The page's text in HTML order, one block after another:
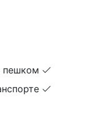
пешком